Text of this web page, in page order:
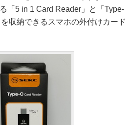
「5 in 1 Card Reader」と「Type-
収納できるスマホの外付けカード